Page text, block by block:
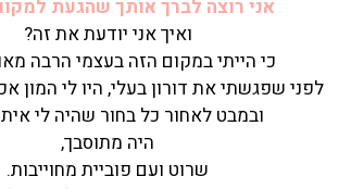
אני רוצה לברך אותך שהגעת
ואיך אני יודעת את זה?
כי הייתי במקום הזה בעצמי הרבה
לפני שפגשתי את דורון בעלי, היו לי המון
ובמבט לאחור כל בחור שהיה לי
היה מתוסבך,
שרוט ועם פוביית מחוייבות.